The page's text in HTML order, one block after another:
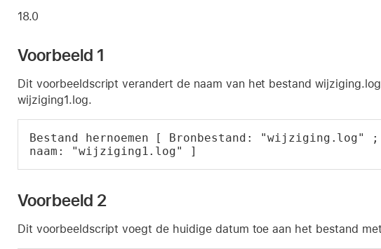
18.0
Voorbeeld 1
Dit voorbeeldscript verandert de naam van het bestand
wijziging1.log.
Bestand hernoemen [ Bronbestand: "wijziging.log" ;
naam: "wijziging1.log" ]
Voorbeeld 2
Dit voorbeeldscript voegt de huidige datum toe aan het bestand